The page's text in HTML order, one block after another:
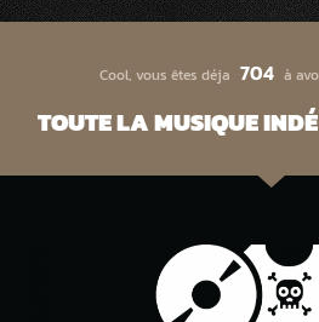
Cool, vous êtes déja 704 à
TOUTE LA MUSIQUE